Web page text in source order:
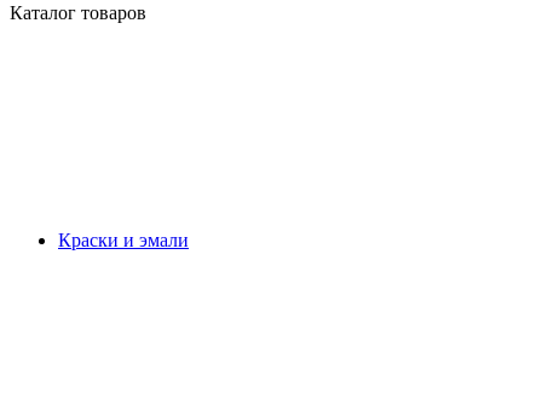
Каталог товаров
Краски и эмали